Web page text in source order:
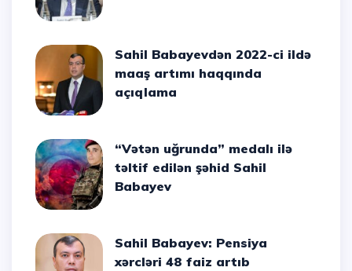
Sahil Babayevdən 2022-ci ildə
maaş artımı haqqında
açıqlama
“Vətən uğrunda” medalı ilə
təltif edilən şəhid Sahil
Babayev
Sahil Babayev: Pensiya
xərcləri 48 faiz artıb